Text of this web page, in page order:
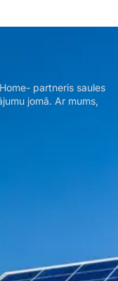
partneris saules
jomā. Ar mums,